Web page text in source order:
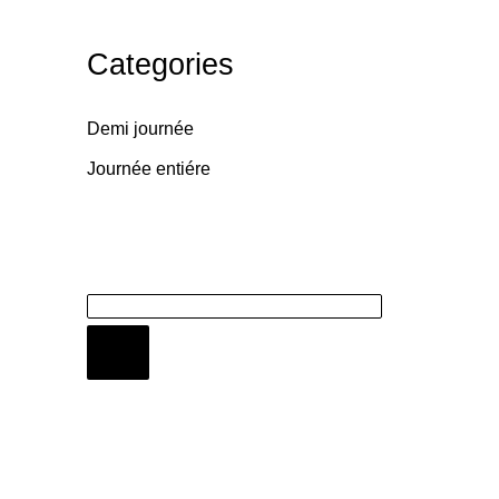
Categories
Demi journée
Journée entiére